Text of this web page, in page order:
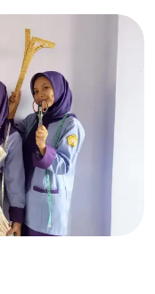
yang baik. Berikut
oleh lulusan […]